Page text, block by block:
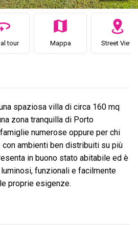
tour Mappa Street View
spaziosa villa di circa 160 mq
zona tranquilla di Porto
numerose oppure per chi
ambienti ben distribuiti su più
in buono stato abitabile ed è
funzionali e facilmente
proprie esigenze.